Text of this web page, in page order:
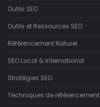
Outils SEO
Outils et Ressources SEO
Référencement Naturel
SEO Local & International
Stratégies SEO
Techniques de référencement